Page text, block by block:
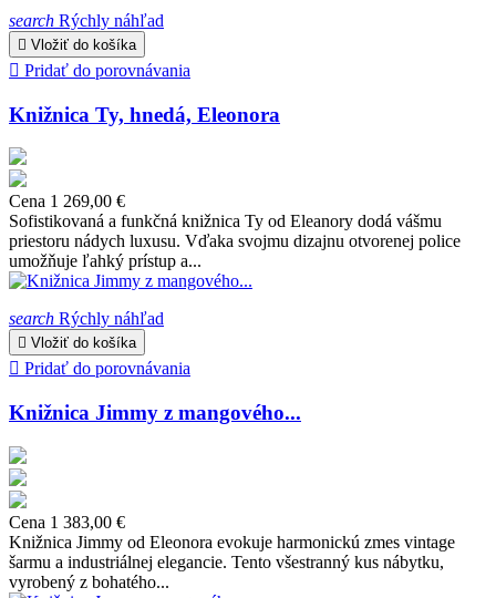
search Rýchly náhľad
 Vložiť do košíka
 Pridať do porovnávania
Knižnica Ty, hnedá, Eleonora
Cena 1 269,00 €
Sofistikovaná a funkčná knižnica Ty od Eleanory dodá vášmu
priestoru nádych luxusu. Vďaka svojmu dizajnu otvorenej police
umožňuje ľahký prístup a...
search Rýchly náhľad
 Vložiť do košíka
 Pridať do porovnávania
Knižnica Jimmy z mangového...
Cena 1 383,00 €
Knižnica Jimmy od Eleonora evokuje harmonickú zmes vintage
šarmu a industriálnej elegancie. Tento všestranný kus nábytku,
vyrobený z bohatého...